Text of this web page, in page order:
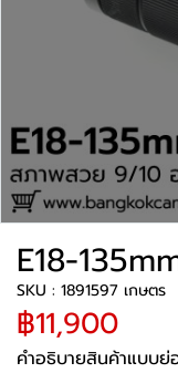
E18-
SKU : 1891597 เกษตร
฿11,900
คำอธิบายสินค้าแบบย่